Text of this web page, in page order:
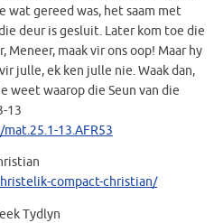
wat gereed was, het saam met
deur is gesluit. Later kom toe die
Meneer, maak vir ons oop! Maar hy
julle, ek ken julle nie. Waak dan,
weet waarop die Seun van die
‬13
13.AFR53
compact-christian/
Tydlyn